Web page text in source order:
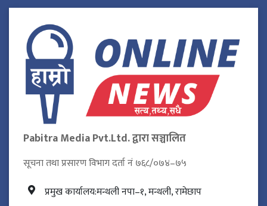
Pabitra Media Pvt.Ltd. द्वारा सञ्चालित
सूचना तथा प्रसारण विभाग दर्ता नं ७६८/०७४–७५
प्रमुख कार्यालय:मन्थली नपा–१, मन्थली, रामेछाप